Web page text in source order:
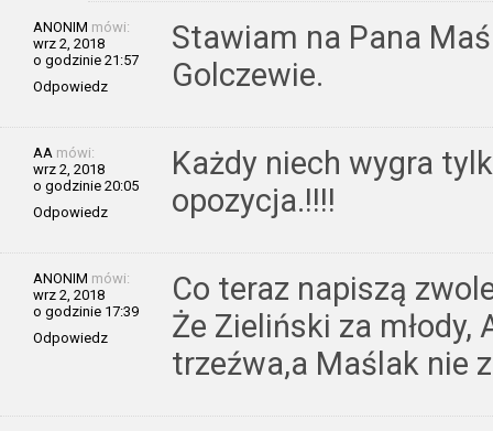
ANONIM mówi:
wrz 2, 2018
o godzinie 21:57
Odpowiedz
Stawiam na Pana
Golczewie.
AA mówi:
wrz 2, 2018
o godzinie 20:05
Odpowiedz
Każdy niech wygra
opozycja.!!!!
ANONIM mówi:
wrz 2, 2018
o godzinie 17:39
Odpowiedz
Co teraz napiszą
Że Zieliński za
trzeźwa,a Maślak nie